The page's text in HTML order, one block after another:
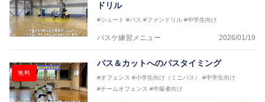
ドリル
#シュート #パス #ファンドリル #中学生向け
バスケ練習メニュー 2026/01/19
無料
パス＆カットへのパスタイミング
#オフェンス #小学生向け（ミニバス）
#中学生向け
#チームオフェンス #中級者向け